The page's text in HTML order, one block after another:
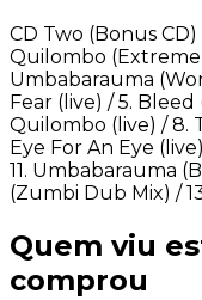
CD Two (Bonus CD)
Quilombo (Extreme
Umbabarauma
Fear (live) / 5. Bleed
Quilombo (live) / 8.
Eye For An Eye
11. Umbabarauma
(Zumbi Dub Mix) /
Quem viu
comprou